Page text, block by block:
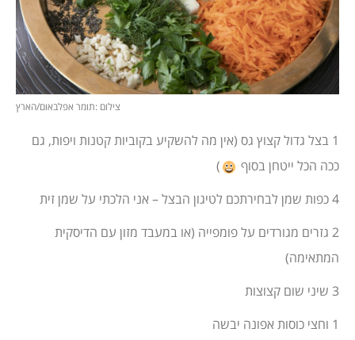
צילום :תומר אפלבאום/הארץ
1 בצל גדול קצוץ גס (אין מה להשקיע בקוביות קטנות ויפות, גם
ככה הכל ייטחן בסוף
)
4 כפות שמן לבחירתכם לטיגון הבצל – אני הלכתי על שמן זית
2 גזרים מגורדים על פומפייה (או במעבד מזון עם הדיסקית
המתאימה)
3 שיני שום קצוצות
1 וחצי כוסות אפונה יבשה